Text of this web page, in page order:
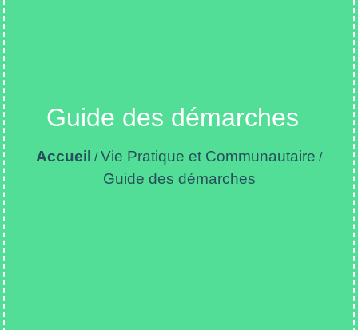
Guide des démarches
Accueil /Vie Pratique et Communautaire /
Guide des démarches